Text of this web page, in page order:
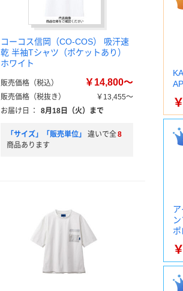
コーコス信岡（CO-COS） 吸汗速
乾 半袖Tシャツ（ポケットあり）
ホワイト
販売価格（税込） ￥14,800～
販売価格（税抜き）
￥13,455～
お届け日
： 8月18日（火）まで
「サイズ」「販売単位」 違いで全8
商品あります
ポ